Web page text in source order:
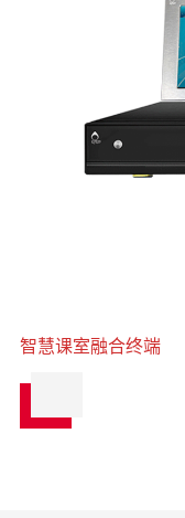
智慧课室融合终端